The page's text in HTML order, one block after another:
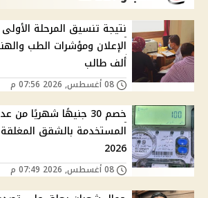
ألف طالب
خصم 30 جنيهًا شهريًا
المستخدمة بالشقق
2026